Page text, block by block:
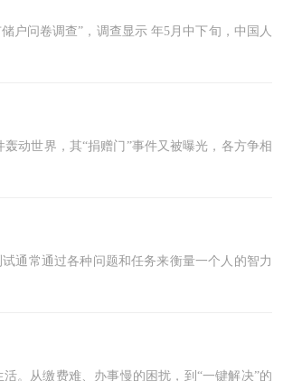
户问卷调查”，调查显示 年5月中下旬，中国人
动世界，其“捐赠门”事件又被曝光，各方争相
通常通过各种问题和任务来衡量一个人的智力
。从缴费难、办事慢的困扰，到“一键解决”的